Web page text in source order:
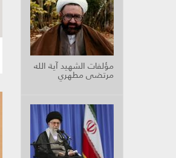
مؤلفات الشهيد آية الله
مرتضى مطهري